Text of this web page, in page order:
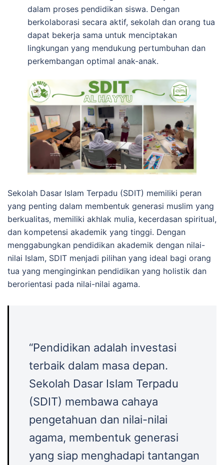
dalam proses pendidikan siswa. Dengan
berkolaborasi secara aktif, sekolah dan orang tua
dapat bekerja sama untuk menciptakan
lingkungan yang mendukung pertumbuhan dan
perkembangan optimal anak-anak.
Sekolah Dasar Islam Terpadu (SDIT) memiliki peran
yang penting dalam membentuk generasi muslim yang
berkualitas, memiliki akhlak mulia, kecerdasan spiritual,
dan kompetensi akademik yang tinggi. Dengan
menggabungkan pendidikan akademik dengan nilai-
nilai Islam, SDIT menjadi pilihan yang ideal bagi orang
tua yang menginginkan pendidikan yang holistik dan
berorientasi pada nilai-nilai agama.
“Pendidikan adalah investasi
terbaik dalam masa depan.
Sekolah Dasar Islam Terpadu
(SDIT) membawa cahaya
pengetahuan dan nilai-nilai
agama, membentuk generasi
yang siap menghadapi tantangan